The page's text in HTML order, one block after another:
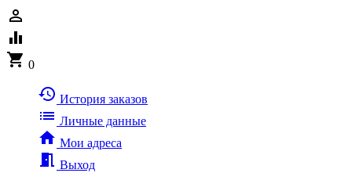
person_outline
equalizer
shopping_cart 0
history История заказов
list Личные данные
home Мои адреса
meeting_room Выход